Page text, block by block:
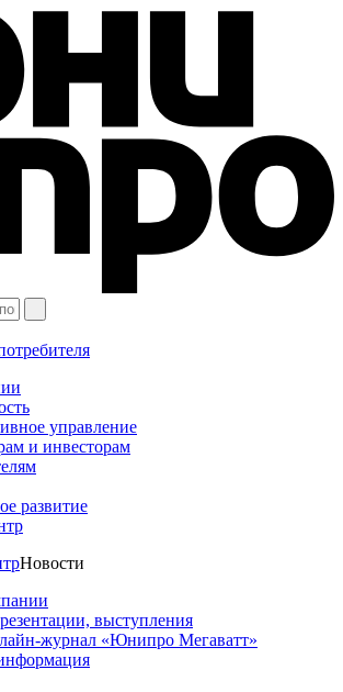
управление
и инвесторам
развитие
Новости
выступления
журнал «Юнипро Мегаватт»